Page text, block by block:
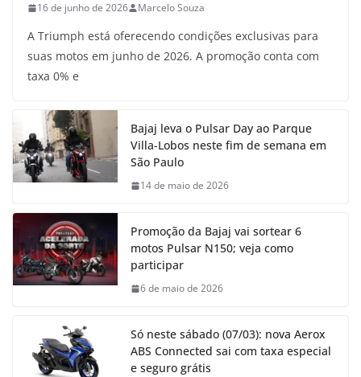
16 de junho de 2026 Marcelo Souza
A Triumph está oferecendo condições exclusivas para
suas motos em junho de 2026. A promoção conta com
taxa 0% e
Bajaj leva o Pulsar Day ao Parque
Villa-Lobos neste fim de semana em
São Paulo
14 de maio de 2026
Promoção da Bajaj vai sortear 6
motos Pulsar N150; veja como
participar
6 de maio de 2026
Só neste sábado (07/03): nova Aerox
ABS Connected sai com taxa especial
e seguro grátis